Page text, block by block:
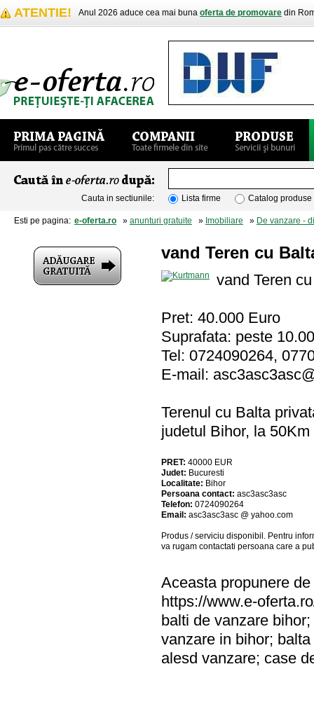
ATENTIE! Anul 2026 aduce cea mai buna oferta de promovare din
Cauta in sectiunile: Lista firme Catalog produse
Esti pe pagina: e-oferta.ro » anunturi gratuite » Imobiliare » De vanzare -
vand Teren cu
vand Teren
Pret: 40.000 Euro
Suprafata: peste
Tel: 0724090264,
E-mail:
Terenul cu Balta
judetul Bihor, la
PRET: 40000 EUR
Judet: Bucuresti
Localitate: Bihor
Persoana contact: asc3asc3asc
Telefon: 0724090264
Email: asc3asc3asc @ yahoo.com
Produs / serviciu disponibil . Pentru
va rugam contactati persoana care a
Aceasta propunere
https://www.e-
balti de vanzare
vanzare in bihor;
alesd vanzare; case